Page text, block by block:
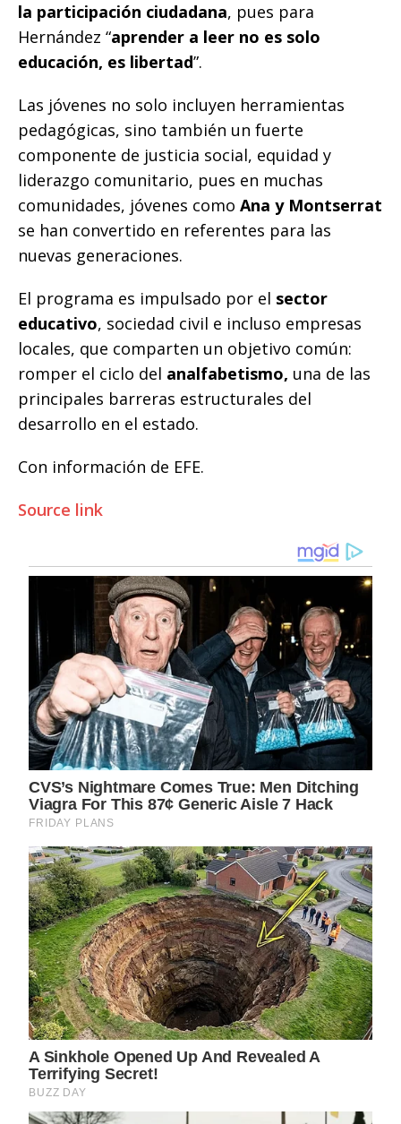
la participación ciudadana, pues para
Hernández “aprender a leer no es solo
educación, es libertad”.
Las jóvenes no solo incluyen herramientas
pedagógicas, sino también un fuerte
componente de justicia social, equidad y
liderazgo comunitario, pues en muchas
comunidades, jóvenes como Ana y Montserrat
se han convertido en referentes para las
nuevas generaciones.
El programa es impulsado por el sector
educativo, sociedad civil e incluso empresas
locales, que comparten un objetivo común:
romper el ciclo del analfabetismo, una de las
principales barreras estructurales del
desarrollo en el estado.
Con información de EFE.
Source link